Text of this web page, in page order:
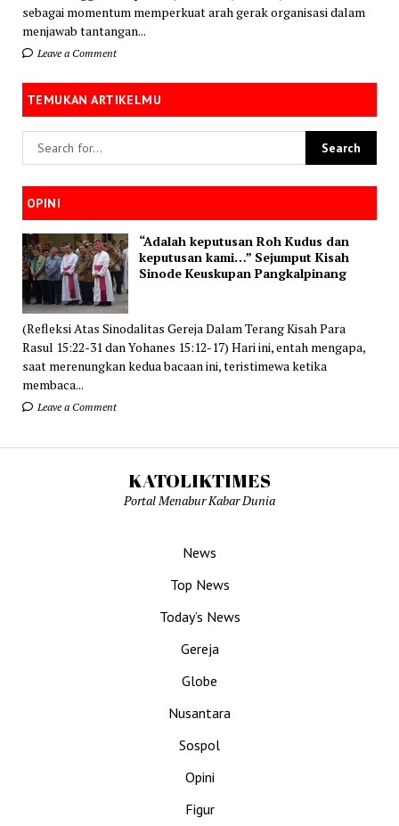
sebagai momentum memperkuat arah gerak organisasi dalam
menjawab tantangan...
Leave a Comment
TEMUKAN ARTIKELMU
OPINI
“Adalah keputusan Roh Kudus dan
keputusan kami…” Sejumput Kisah
Sinode Keuskupan Pangkalpinang
(Refleksi Atas Sinodalitas Gereja Dalam Terang Kisah Para
Rasul 15:22-31 dan Yohanes 15:12-17) Hari ini, entah mengapa,
saat merenungkan kedua bacaan ini, teristimewa ketika
membaca...
Leave a Comment
KATOLIKTIMES
Portal Menabur Kabar Dunia
News
Top News
Today’s News
Gereja
Globe
Nusantara
Sospol
Opini
Figur